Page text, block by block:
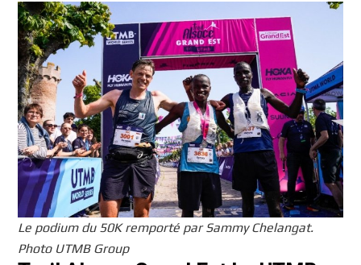
Le podium du 50K remporté par Sammy Chelangat.
Photo UTMB Group